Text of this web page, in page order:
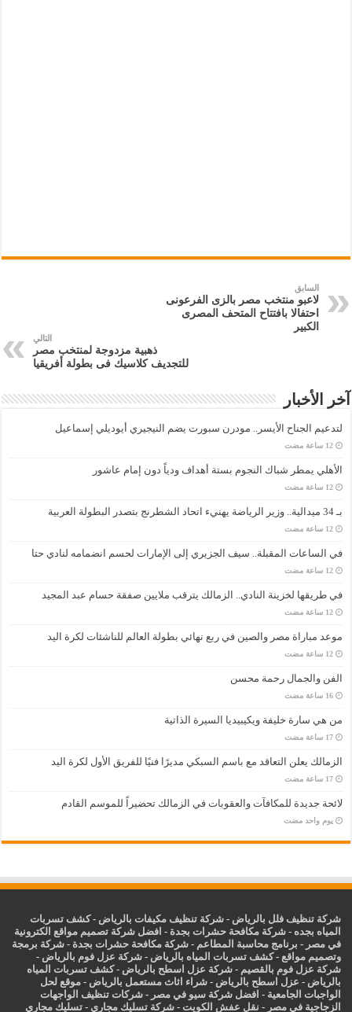
السابق
لاعبو منتخب مصر بالزى الفرعونى
احتفالا بافتتاح المتحف المصرى
الكبير
التالي
ذهبية مزدوجة لمنتخب مصر
للتجديف كلاسيك فى بطولة أفريقيا
آخر الأخبار
لتدعيم الجناح الأيسر.. مودرن سبورت يضم النيجيري أيوديلي إسماعيل
‏12 ساعة مضت
الأهلي يمطر شباك النجوم بستة أهداف ودياً دون إمام عاشور
‏12 ساعة مضت
بـ 34 ميدالية.. وزير الرياضة يهنيء اتحاد الشطرنج بتصدر البطولة العربية
‏12 ساعة مضت
في الساعات المقبلة.. سيف الجزيري إلى الإمارات لحسم انضمامه لنادي حتا
‏12 ساعة مضت
في طريقها لخزينة النادي.. الزمالك يترقب ملايين صفقة حسام عبد المجيد
‏12 ساعة مضت
موعد مباراة مصر والصين في ربع نهائي بطولة العالم للناشئات لكرة اليد
‏12 ساعة مضت
الفن والجمال رحمة محسن
‏16 ساعة مضت
من هي سارة خليفة ويكيبيديا السيرة الذاتية
‏17 ساعة مضت
الزمالك يعلن التعاقد مع باسم السبكي مديرًا فنيًا للفريق الأول لكرة اليد
‏17 ساعة مضت
لائحة جديدة للمكافآت والعقوبات في الزمالك تحضيراً للموسم القادم
‏يوم واحد مضت
شركة تنظيف فلل بالرياض -شركة تنظيف مكيفات بالرياض -كشف تسربات
المياه بجده -شركة مكافحة حشرات بجدة - افضل شركة تصميم مواقع الكترونية
في مصر - برنامج محاسبة المطاعم -شركة مكافحة حشرات بجدة -شركة برمجة
وتصميم مواقع -كشف تسربات المياه بالرياض -شركة عزل فوم بالرياض -
شركة عزل فوم بالقصيم -شركة عزل اسطح بالرياض -كشف تسربات المياه
بالرياض - عزل اسطح بالرياض -شراء اثاث مستعمل بالرياض - موقع لحل
الواجبات الجامعية - افضل شركة سيو في مصر -شركات تنظيف الواجهات
الزجاجية في مصر - نقل عفش الكويت -شركة تسليك مجاري -تسليك مجاري